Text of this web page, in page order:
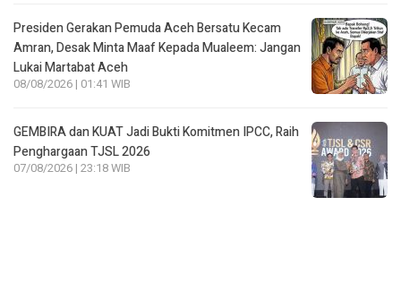
Presiden Gerakan Pemuda Aceh Bersatu Kecam
Amran, Desak Minta Maaf Kepada Mualeem: Jangan
Lukai Martabat Aceh
08/08/2026 | 01:41 WIB
GEMBIRA dan KUAT Jadi Bukti Komitmen IPCC, Raih
Penghargaan TJSL 2026
07/08/2026 | 23:18 WIB